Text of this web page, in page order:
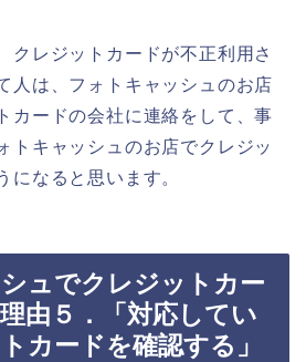
クレジットカードが不正利用さ
人は、フォトキャッシュのお店
カードの会社に連絡をして、事
トキャッシュのお店でクレジッ
になると思います。
ュでクレジットカー
由５．「対応してい
カードを確認する」